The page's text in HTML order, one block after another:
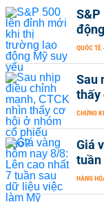
QUỐC TẾ
Sau
thấy
CHỨNG
Giá
tuần
HÀNG